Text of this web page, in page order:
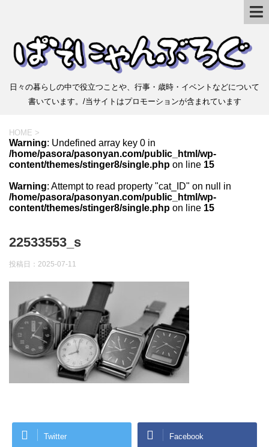
日々の暮らしの中で役立つことや、行事・歳時・イベントなどについて
書いています。/当サイトはプロモーションが含まれています
HOME >
Warning: Undefined array key 0 in
/home/pasora/pasonyan.com/public_html/wp-
content/themes/stinger8/single.php on line 15
Warning: Attempt to read property "cat_ID" on null in
/home/pasora/pasonyan.com/public_html/wp-
content/themes/stinger8/single.php on line 15
22533553_s
投稿日： 2025-07-11
Twitter Facebook